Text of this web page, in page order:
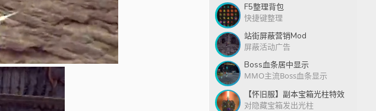
F5整理背包
快捷键整理
站街屏蔽营销Mod
屏蔽活动广告
Boss血条居中显示
MMO主流Boss血条显示
【怀旧服】副本宝箱光柱特效
对隐藏宝箱发出光柱